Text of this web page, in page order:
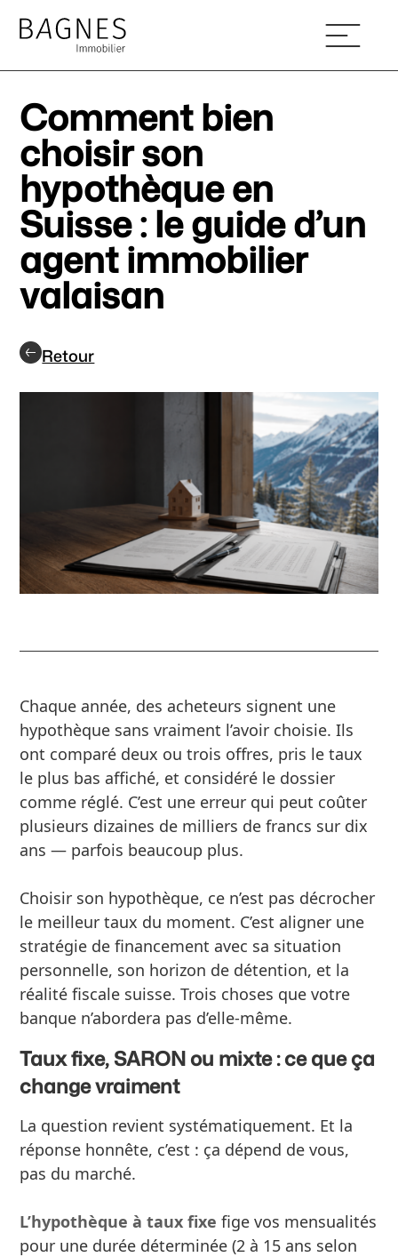
Comment bien
choisir son
hypothèque en
Suisse : le guide d’un
agent immobilier
valaisan
Retour
Chaque année, des acheteurs signent une
hypothèque sans vraiment l’avoir choisie. Ils
ont comparé deux ou trois offres, pris le taux
le plus bas affiché, et considéré le dossier
comme réglé. C’est une erreur qui peut coûter
plusieurs dizaines de milliers de francs sur dix
ans — parfois beaucoup plus.
Choisir son hypothèque, ce n’est pas décrocher
le meilleur taux du moment. C’est aligner une
stratégie de financement avec sa situation
personnelle, son horizon de détention, et la
réalité fiscale suisse. Trois choses que votre
banque n’abordera pas d’elle-même.
Taux fixe, SARON ou mixte : ce que ça
change vraiment
La question revient systématiquement. Et la
réponse honnête, c’est : ça dépend de vous,
pas du marché.
L’hypothèque à taux fixe fige vos mensualités
pour une durée déterminée (2 à 15 ans selon